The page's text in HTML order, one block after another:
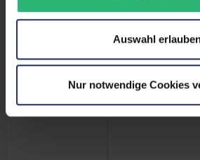
Auswahl
Nur notwendige Cookies
Produktgalerie überspringen